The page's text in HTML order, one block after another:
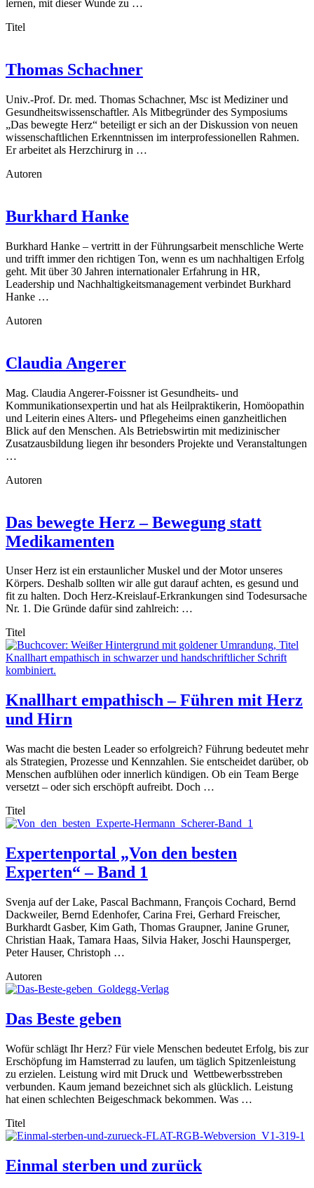
lernen, mit dieser Wunde zu …
Titel
Thomas Schachner
Univ.-Prof. Dr. med. Thomas Schachner, Msc ist Mediziner und
Gesundheitswissenschaftler. Als Mitbegründer des Symposiums
„Das bewegte Herz“ beteiligt er sich an der Diskussion von neuen
wissenschaftlichen Erkenntnissen im interprofessionellen Rahmen.
Er arbeitet als Herzchirurg in …
Autoren
Burkhard Hanke
Burkhard Hanke – vertritt in der Führungsarbeit menschliche Werte
und trifft immer den richtigen Ton, wenn es um nachhaltigen Erfolg
geht. Mit über 30 Jahren internationaler Erfahrung in HR,
Leadership und Nachhaltigkeitsmanagement verbindet Burkhard
Hanke …
Autoren
Claudia Angerer
Mag. Claudia Angerer-Foissner ist Gesundheits- und
Kommunikationsexpertin und hat als Heilpraktikerin, Homöopathin
und Leiterin eines Alters- und Pflegeheims einen ganzheitlichen
Blick auf den Menschen. Als Betriebswirtin mit medizinischer
Zusatzausbildung liegen ihr besonders Projekte und Veranstaltungen
…
Autoren
Das bewegte Herz – Bewegung statt
Medikamenten
Unser Herz ist ein erstaunlicher Muskel und der Motor unseres
Körpers. Deshalb sollten wir alle gut darauf achten, es gesund und
fit zu halten. Doch Herz-Kreislauf-Erkrankungen sind Todesursache
Nr. 1. Die Gründe dafür sind zahlreich: …
Titel
Knallhart empathisch – Führen mit Herz
und Hirn
Was macht die besten Leader so erfolgreich? Führung bedeutet mehr
als Strategien, Prozesse und Kennzahlen. Sie entscheidet darüber, ob
Menschen aufblühen oder innerlich kündigen. Ob ein Team Berge
versetzt – oder sich erschöpft aufreibt. Doch …
Titel
Expertenportal „Von den besten
Experten“ – Band 1
Svenja auf der Lake, Pascal Bachmann, François Cochard, Bernd
Dackweiler, Bernd Edenhofer, Carina Frei, Gerhard Freischer,
Burkhardt Gasber, Kim Gath, Thomas Graupner, Janine Gruner,
Christian Haak, Tamara Haas, Silvia Haker, Joschi Haunsperger,
Peter Hauser, Christoph …
Autoren
Das Beste geben
Wofür schlägt Ihr Herz? Für viele Menschen bedeutet Erfolg, bis zur
Erschöpfung im Hamsterrad zu laufen, um täglich Spitzenleistung
zu erzielen. Leistung wird mit Druck und Wettbewerbsstreben
verbunden. Kaum jemand bezeichnet sich als glücklich. Leistung
hat einen schlechten Beigeschmack bekommen. Was …
Titel
Einmal sterben und zurück